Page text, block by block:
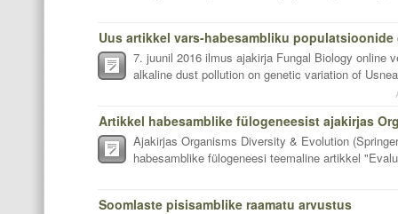
7. juunil 2016 ilmus ajakirja Fungal Biology online
alkaline dust pollution on genetic variation of
Ajakirjas Organisms Diversity & Evolution
habesamblike fülogeneesi teemaline artikkel
Soomlaste pisisamblike raamatu arvustus